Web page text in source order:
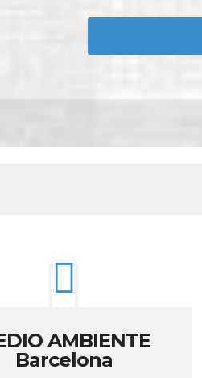
AMBIENTE
Barcelona